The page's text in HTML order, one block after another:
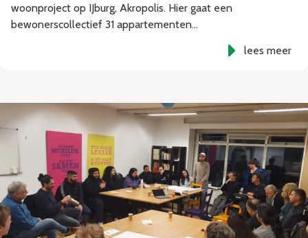
woonproject op IJburg, Akropolis. Hier gaat een
bewonerscollectief 31 appartementen…
lees meer